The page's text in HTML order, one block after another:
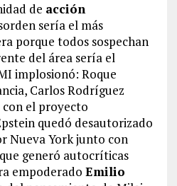
de acción
sería el más
porque todos sospechan
del área sería el
implosionó: Roque
Carlos Rodríguez
con el proyecto
quedó desautorizado
Nueva York junto con
generó autocríticas
empoderado Emilio